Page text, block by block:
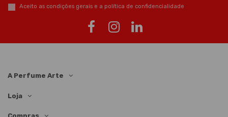
Aceito as condições gerais e a política de confidencialidade
A Perfume Arte
Loja